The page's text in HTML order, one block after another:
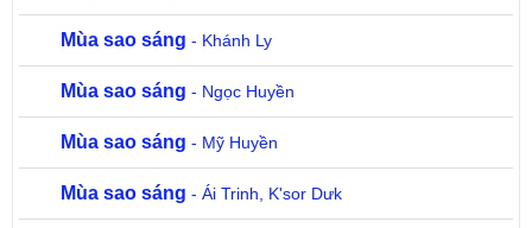
Mùa sao sáng - Khánh Ly
Mùa sao sáng - Ngọc Huyền
Mùa sao sáng - Mỹ Huyền
Mùa sao sáng - Ái Trinh, K'sor Dưk